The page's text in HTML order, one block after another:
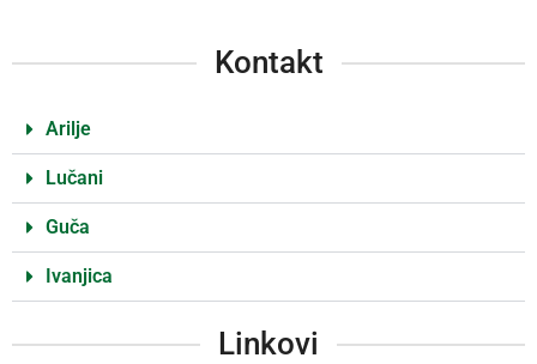
Kontakt
Arilje
Lučani
Guča
Ivanjica
Linkovi